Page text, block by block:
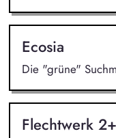
Ecosia
Die "grüne"
Flechtwerk